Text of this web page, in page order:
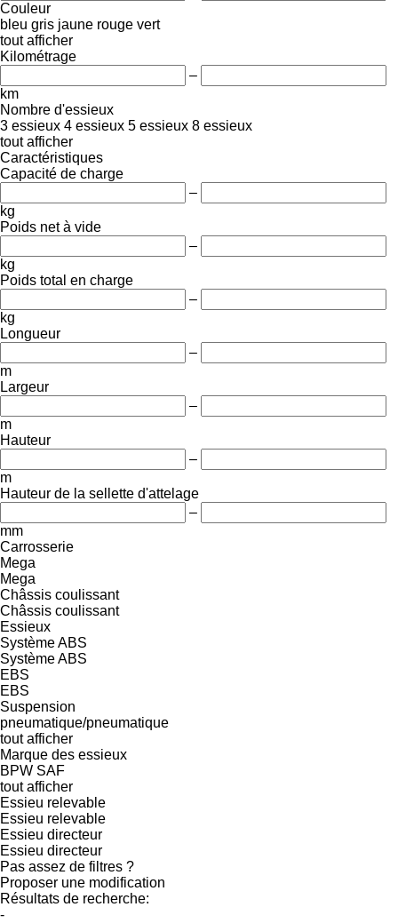
Couleur
bleu gris jaune rouge vert
tout afficher
Kilométrage
–
km
Nombre d'essieux
3 essieux 4 essieux 5 essieux 8 essieux
tout afficher
Caractéristiques
Capacité de charge
–
kg
Poids net à vide
–
kg
Poids total en charge
–
kg
Longueur
–
m
Largeur
–
m
Hauteur
–
m
Hauteur de la sellette d'attelage
–
mm
Carrosserie
Mega
Mega
Châssis coulissant
Châssis coulissant
Essieux
Système ABS
Système ABS
EBS
EBS
Suspension
pneumatique/pneumatique
tout afficher
Marque des essieux
BPW SAF
tout afficher
Essieu relevable
Essieu relevable
Essieu directeur
Essieu directeur
Pas assez de filtres ?
Proposer une modification
Résultats de recherche:
-